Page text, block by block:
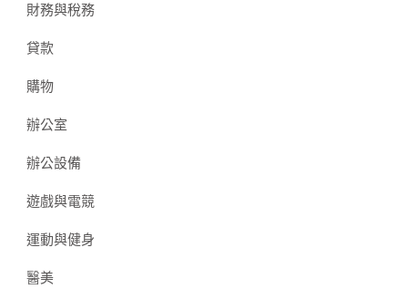
財務與稅務
貸款
購物
辦公室
辦公設備
遊戲與電競
運動與健身
醫美